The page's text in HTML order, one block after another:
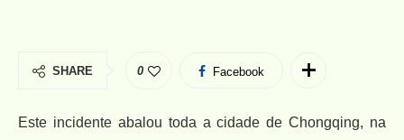
SHARE 0 Facebook
Este incidente abalou toda a cidade de Chongqing, na